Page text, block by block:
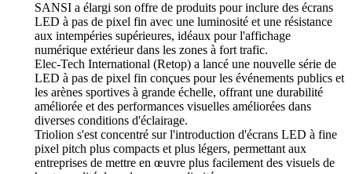
SANSI a élargi son offre de produits pour inclure des écrans
LED à pas de pixel fin avec une luminosité et une résistance
aux intempéries supérieures, idéaux pour l'affichage
numérique extérieur dans les zones à fort trafic.
Elec-Tech International (Retop) a lancé une nouvelle série de
LED à pas de pixel fin conçues pour les événements publics et
les arènes sportives à grande échelle, offrant une durabilité
améliorée et des performances visuelles améliorées dans
diverses conditions d'éclairage.
Triolion s'est concentré sur l'introduction d'écrans LED à fine
pixel pitch plus compacts et plus légers, permettant aux
entreprises de mettre en œuvre plus facilement des visuels de